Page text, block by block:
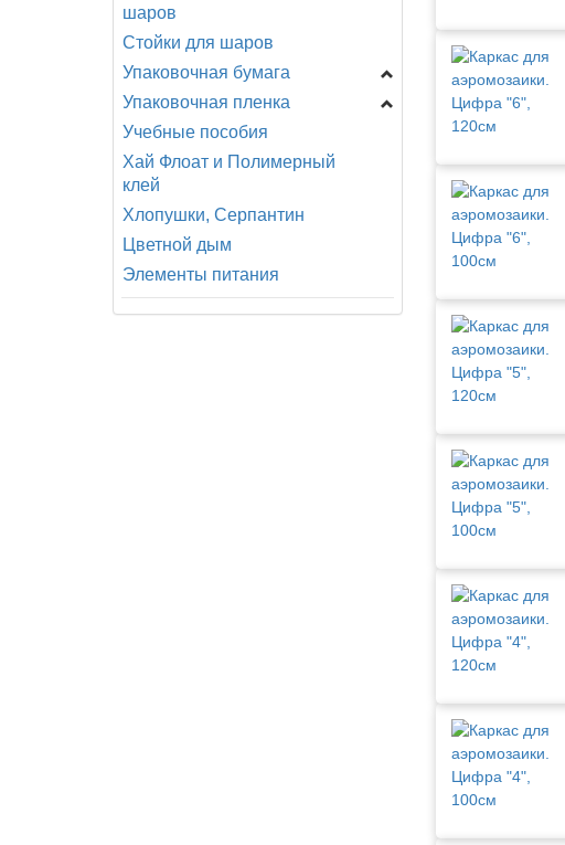
Бенгальские свечи
Свечи буквы
Свечи разное
Свечи фигурные
Свечи цифры
Фонтаны для торта
шаров
Стойки для шаров
Упаковочная бумага
Бумага гофрированная
Бумага для подарков и
цветов
Бумага крепированная
Бумага тишью
Органза, флизелин, фатин
Пергамент
Упаковочная пленка
Пленка матовая
Пленка
Пленка прозрачная
Полисилк
Шелковолокно
Учебные пособия
Хай Флоат и Полимерный
клей
Хлопушки, Серпантин
Цветной дым
Элементы питания